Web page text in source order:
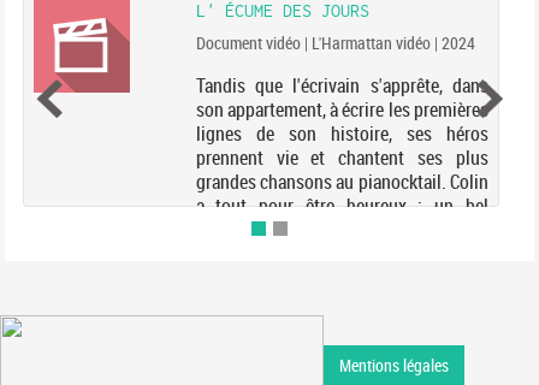
L' ÉCUME DES JOURS
Document vidéo | L'Harmattan vidéo | 2024
Tandis que l'écrivain s'apprête, dans
son appartement, à écrire les premières
lignes de son histoire, ses héros
prennent vie et chantent ses plus
grandes chansons au pianocktail. Colin
a tout pour être heureux : un bel
appartement...
Mentions légales